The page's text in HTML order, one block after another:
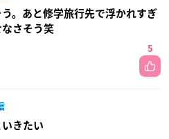
。あと修学旅行先で浮かれすぎ
さそう笑
5
きたい